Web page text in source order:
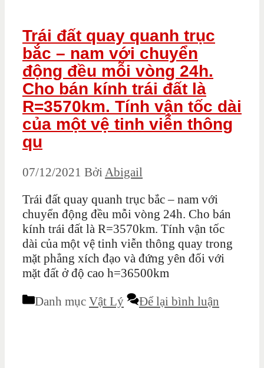
Trái đất quay quanh trục
bắc – nam với chuyển
động đều mỗi vòng 24h.
Cho bán kính trái đất là
R=3570km. Tính vận tốc dài
của một vệ tinh viễn thông
qu
07/12/2021 Bởi Abigail
Trái đất quay quanh trục bắc – nam với
chuyển động đều mỗi vòng 24h. Cho bán
kính trái đất là R=3570km. Tính vận tốc
dài của một vệ tinh viễn thông quay trong
mặt phẳng xích đạo và đứng yên đối với
mặt đất ở độ cao h=36500km
Danh mục Vật Lý Để lại bình luận